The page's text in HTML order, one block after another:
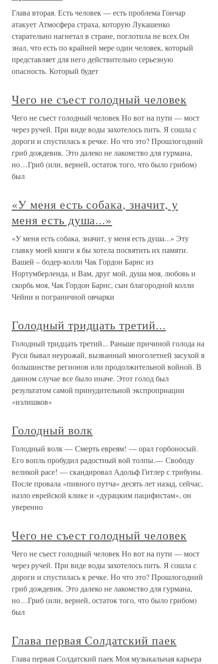
Глава вторая. Есть человек — есть проблема Гончар
атакует Атмосфера страха, которую Лукашенко
старательно нагнетал в стране, поглотила не всех.Он
знал, что есть по крайней мере один человек, который
представляет для него действительно серьезную
опасность. Который будет
Чего не съест голодный человек
Чего не съест голодный человек Но вот на пути — мост
через ручей. При виде воды захотелось пить. Я сошла с
дороги и спустилась к речке. Но что это? Прошлогодний
гриб дождевик. Это далеко не лакомство для гурмана,
но…Гриб (или, верней, остаток того, что было грибом)
был
«У меня есть собака, значит, у
меня есть душа...»
«У меня есть собака, значит, у меня есть душа...» Эту
главку моей книги я бы хотела посвятить их памяти.
Вашей – бодер-колли Чак Гордон Барнс из
Нортумберленда, и Вам, друг мой, душа моя, любовь и
скорбь моя, Чак Гордон Барнс, сын благородной колли
Чейни и пограничной овчарки
Голодный тридцать третий...
Голодный тридцать третий... Раньше причиной голода на
Руси бывал неурожай, вызванный многолетней засухой в
большинстве регионов или продолжительной войной. В
данном случае все было иначе. Этот голод был
результатом самой принудительной экспроприации
«излишков»
Голодный волк
Голодный волк — Смерть евреям! — орал горбоносый.
Его вопль пробудил радостный вой толпы.— Свободу
великой расе! — скандировал Адольф Гитлер с трибуны.
После провала «пивного путча» десять лет назад, сейчас,
назло еврейской клике и «дурацким пацифистам», он
уверенно
Чего не съест голодный человек
Чего не съест голодный человек Но вот на пути — мост
через ручей. При виде воды захотелось пить. Я сошла с
дороги и спустилась к речке. Но что это? Прошлогодний
гриб дождевик. Это далеко не лакомство для гурмана,
но…Гриб (или, верней, остаток того, что было грибом)
был
Глава первая Солдатский паек
Глава первая Солдатский паек Моя музыкальная карьера